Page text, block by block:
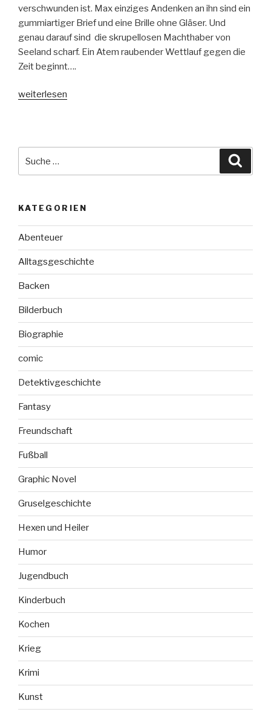
verschwunden ist. Max einziges Andenken an ihn sind ein
gummiartiger Brief und eine Brille ohne Gläser. Und
genau darauf sind die skrupellosen Machthaber von
Seeland scharf. Ein Atem raubender Wettlauf gegen die
Zeit beginnt….
„Seeland“
weiterlesen
nach:
KATEGORIEN
Abenteuer
Alltagsgeschichte
Backen
Bilderbuch
Biographie
comic
Detektivgeschichte
Fantasy
Freundschaft
Fußball
Graphic Novel
Gruselgeschichte
Hexen und Heiler
Humor
Jugendbuch
Kinderbuch
Kochen
Krieg
Krimi
Kunst